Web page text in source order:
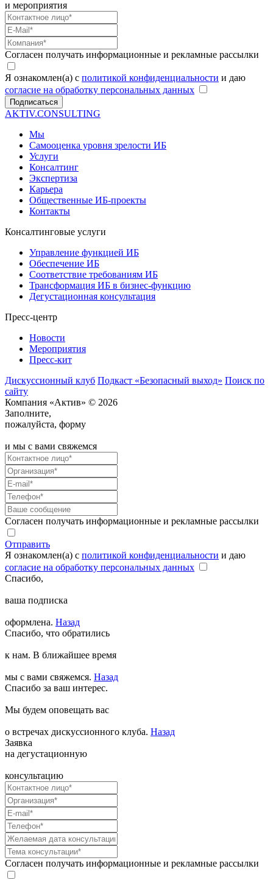
и мероприятия
Согласен получать информационные и рекламные рассылки
Я ознакомлен(а) с политикой конфиденциальности и даю
согласие на обработку персональных данных
Подписаться
AKTIV.CONSULTING
Мы
Самооценка уровня зрелости ИБ
Услуги
Консалтинг
Экспертиза
Карьера
Общественные ИБ-проекты
Контакты
Консалтинговые услуги
Управление функцией ИБ
Обеспечение ИБ
Соответствие требованиям ИБ
Трансформация ИБ в бизнес-функцию
Дегустационная консультация
Пресс-центр
Новости
Мероприятия
Пресс-кит
Дискуссионный клуб Подкаст «Безопасный выход» Поиск по
сайту
Компания «Актив» © 2026
Заполните,
пожалуйста, форму
и мы с вами свяжемся
Согласен получать информационные и рекламные рассылки
Отправить
Я ознакомлен(а) с политикой конфиденциальности и даю
согласие на обработку персональных данных
Спасибо,
ваша подписка
оформлена. Назад
Спасибо, что обратились
к нам. В ближайшее время
мы с вами свяжемся. Назад
Спасибо за ваш интерес.
Мы будем оповещать вас
о встречах дискуссионного клуба. Назад
Заявка
на дегустационную
консультацию
Согласен получать информационные и рекламные рассылки